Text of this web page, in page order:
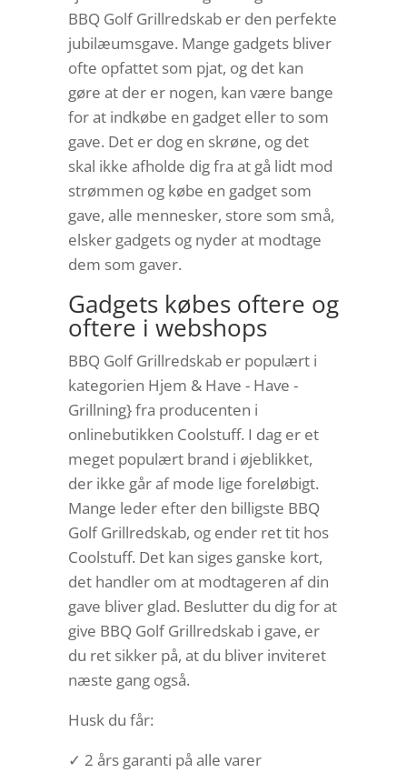
BBQ Golf Grillredskab er den perfekte
jubilæumsgave. Mange gadgets bliver
ofte opfattet som pjat, og det kan
gøre at der er nogen, kan være bange
for at indkøbe en gadget eller to som
gave. Det er dog en skrøne, og det
skal ikke afholde dig fra at gå lidt mod
strømmen og købe en gadget som
gave, alle mennesker, store som små,
elsker gadgets og nyder at modtage
dem som gaver.
Gadgets købes oftere og
oftere i webshops
BBQ Golf Grillredskab er populært i
kategorien Hjem & Have - Have -
Grillning} fra producenten i
onlinebutikken Coolstuff. I dag er et
meget populært brand i øjeblikket,
der ikke går af mode lige foreløbigt.
Mange leder efter den billigste BBQ
Golf Grillredskab, og ender ret tit hos
Coolstuff. Det kan siges ganske kort,
det handler om at modtageren af din
gave bliver glad. Beslutter du dig for at
give BBQ Golf Grillredskab i gave, er
du ret sikker på, at du bliver inviteret
næste gang også.
Husk du får:
✓ 2 års garanti på alle varer